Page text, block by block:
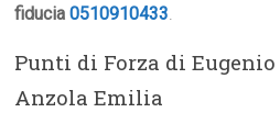
fiducia0510910433.
Punti di Forza di
Anzola Emilia